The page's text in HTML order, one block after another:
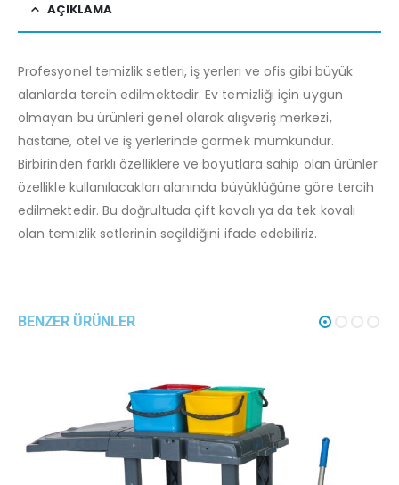
AÇIKLAMA
Profesyonel temizlik setleri, iş yerleri ve ofis gibi büyük
alanlarda tercih edilmektedir. Ev temizliği için uygun
olmayan bu ürünleri genel olarak alışveriş merkezi,
hastane, otel ve iş yerlerinde görmek mümkündür.
Birbirinden farklı özelliklere ve boyutlara sahip olan ürünler
özellikle kullanılacakları alanında büyüklüğüne göre tercih
edilmektedir. Bu doğrultuda çift kovalı ya da tek kovalı
olan temizlik setlerinin seçildiğini ifade edebiliriz.
BENZER ÜRÜNLER